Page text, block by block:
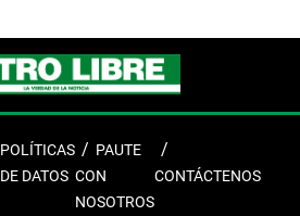
POLÍTICAS
DE DATOS
PAUTE
CON
NOSOTROS
CONTÁCTENOS